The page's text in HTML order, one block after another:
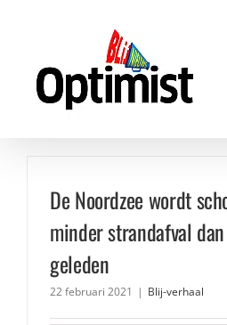
De Noordzee wordt
minder strandafval
geleden
22 februari 2021 | Blij-verhaal